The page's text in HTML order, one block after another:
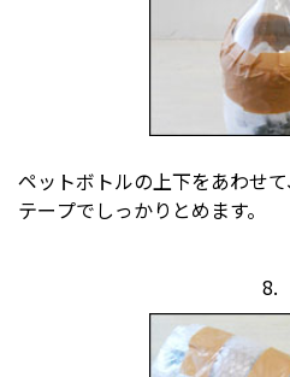
ペットボトルの上下をあわせ
テープでしっかりとめます。
8.